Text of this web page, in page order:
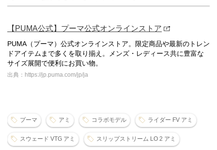
【PUMA公式】プーマ公式オンラインストア
PUMA（プーマ）公式オンラインストア。限定商品や最新のトレン
ドアイテムまで多くを取り揃え。メンズ・レディース共に豊富な
サイズ展開で便利にお買い物。
出典：https://jp.puma.com/jp/ja
プーマ アミ コラボモデル ライダー FV アミ
スウェード VTG アミ スリップストリーム LO 2 アミ